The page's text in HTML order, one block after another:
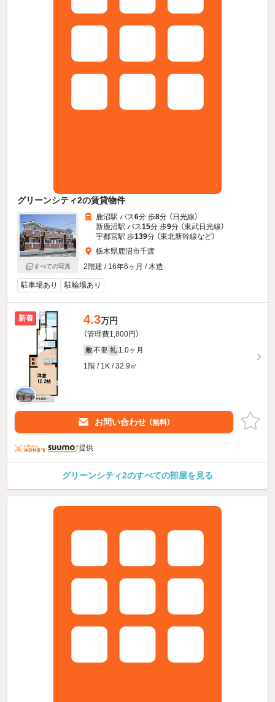
グリーンシティ2の賃貸物件
すべての写真
鹿沼駅 バス6分 歩8分 （日光線）
新鹿沼駅 バス15分 歩9分 （東武日光線）
宇都宮駅 歩139分 （東北新幹線など）
栃木県鹿沼市千渡
2階建 / 16年6ヶ月 / 木造
駐車場あり 駐輪場あり
新着 4.3万円
（管理費1,800円）
敷 不要 礼 1.0ヶ月
1階 / 1K / 32.9㎡
お問い合わせ （無料）
提供
グリーンシティ2のすべての部屋を見る